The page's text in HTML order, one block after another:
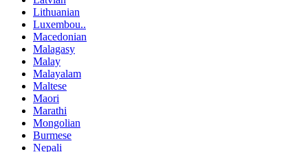
Lithuanian
Luxembou..
Macedonian
Malagasy
Malay
Malayalam
Maltese
Maori
Marathi
Mongolian
Burmese
Nepali